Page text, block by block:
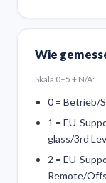
Wie
Skala 0–5 + N/A:
0 = Betrieb/
1 = EU-
glass/3rd
2 = EU-
Remote/